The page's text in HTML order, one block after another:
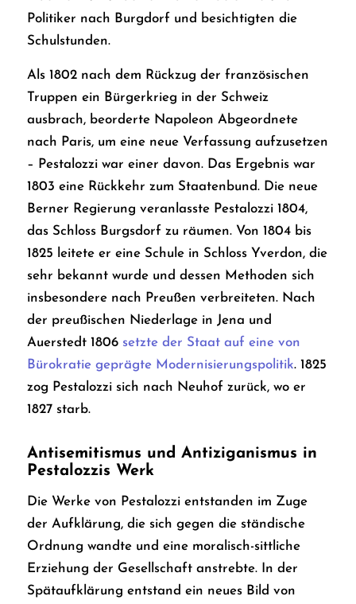
Politiker nach Burgdorf und besichtigten die
Schulstunden.
Als 1802 nach dem Rückzug der französischen
Truppen ein Bürgerkrieg in der Schweiz
ausbrach, beorderte Napoleon Abgeordnete
nach Paris, um eine neue Verfassung aufzusetzen
– Pestalozzi war einer davon. Das Ergebnis war
1803 eine Rückkehr zum Staatenbund. Die neue
Berner Regierung veranlasste Pestalozzi 1804,
das Schloss Burgsdorf zu räumen. Von 1804 bis
1825 leitete er eine Schule in Schloss Yverdon, die
sehr bekannt wurde und dessen Methoden sich
insbesondere nach Preußen verbreiteten. Nach
der preußischen Niederlage in Jena und
Auerstedt 1806 setzte der Staat auf eine von
Bürokratie geprägte Modernisierungspolitik. 1825
zog Pestalozzi sich nach Neuhof zurück, wo er
1827 starb.
Antisemitismus und Antiziganismus in
Pestalozzis Werk
Die Werke von Pestalozzi entstanden im Zuge
der Aufklärung, die sich gegen die ständische
Ordnung wandte und eine moralisch-sittliche
Erziehung der Gesellschaft anstrebte. In der
Spätaufklärung entstand ein neues Bild von